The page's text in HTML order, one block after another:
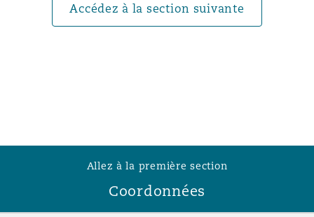
Accédez à la section suivante
Allez à la première section
Coordonnées